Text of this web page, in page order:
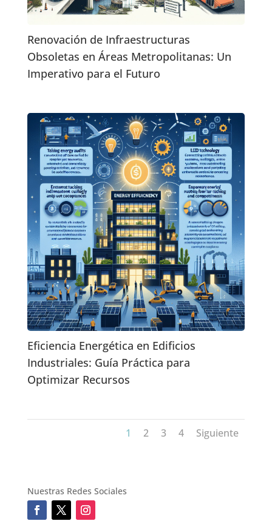
Renovación de Infraestructuras
Obsoletas en Áreas Metropolitanas: Un
Imperativo para el Futuro
Eficiencia Energética en Edificios
Industriales: Guía Práctica para
Optimizar Recursos
1 2 3 4 Siguiente
Nuestras Redes Sociales